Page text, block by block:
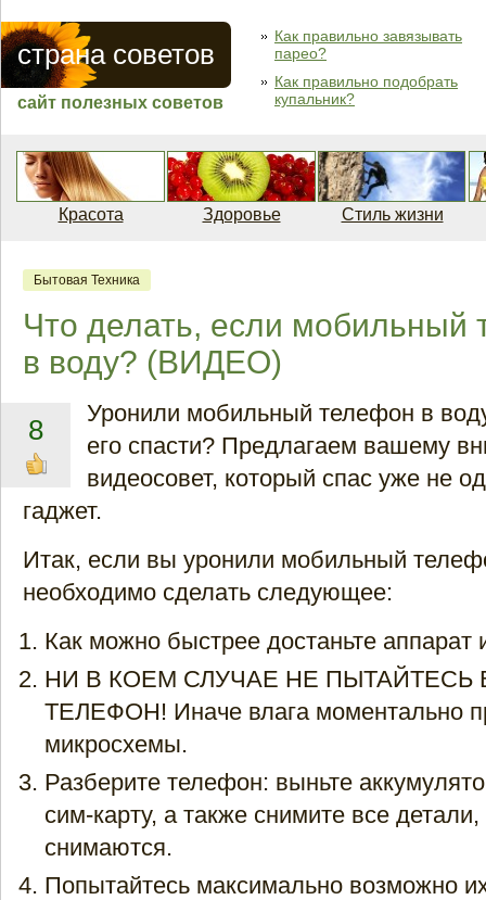
страна советов
сайт полезных советов
Как правильно завязывать
парео?
Как правильно подобрать
купальник?
Красота Здоровье Стиль жизни
Бытовая Техника
Что делать, если мобильный
в воду? (ВИДЕО)
8
Уронили мобильный телефон в
его спасти? Предлагаем вашему
видеосовет, который спас уже не
гаджет.
Итак, если вы уронили мобильный
необходимо сделать следующее:
Как можно быстрее достаньте аппарат
НИ В КОЕМ СЛУЧАЕ НЕ ПЫТАЙТЕСЬ
ТЕЛЕФОН! Иначе влага моментально
микросхемы.
Разберите телефон: выньте
сим-карту, а также снимите все
снимаются.
Попытайтесь максимально возможно